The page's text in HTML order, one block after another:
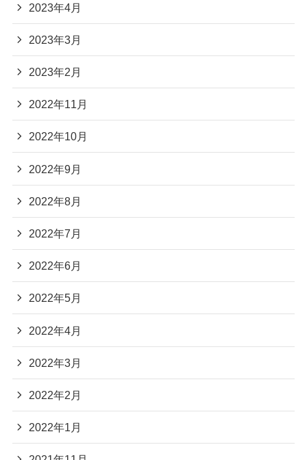
2023年4月
2023年3月
2023年2月
2022年11月
2022年10月
2022年9月
2022年8月
2022年7月
2022年6月
2022年5月
2022年4月
2022年3月
2022年2月
2022年1月